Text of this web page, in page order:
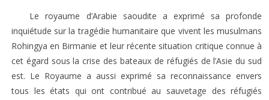
Le royaume d’Arabie saoudite a exprimé sa profonde
inquiétude sur la tragédie humanitaire que vivent les musulmans
Rohingya en Birmanie et leur récente situation critique connue à
cet égard sous la crise des bateaux de réfugiés de l’Asie du sud
est. Le Royaume a aussi exprimé sa reconnaissance envers
tous les états qui ont contribué au sauvetage des réfugiés